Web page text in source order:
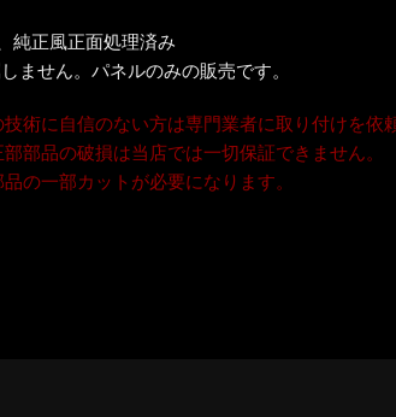
純正風正面処理済み
ません。パネルのみの販売です。
術に自信のない方は専門業者に取り付けを依
部品の破損は当店では一切保証できません。
の一部カットが必要になります。